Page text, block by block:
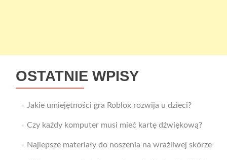
OSTATNIE WPISY
Jakie umiejętności gra Roblox rozwija u dzieci?
Czy każdy komputer musi mieć kartę dźwiękową?
Najlepsze materiały do noszenia na wrażliwej skórze